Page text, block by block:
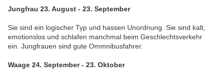
Jungfrau 23. August - 23. September
Sie sind ein logischer Typ und hassen Unordnung. Sie sind kalt,
emotionslos und schlafen manchmal beim Geschlechtsverkehr
ein. Jungfrauen sind gute Ommnibusfahrer.
Waage 24. September - 23. Oktober